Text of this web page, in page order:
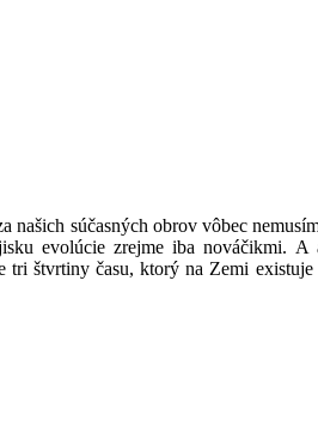
našich súčasných obrov vôbec
evolúcie zrejme iba nováčikmi.
tri štvrtiny času, ktorý na Zemi